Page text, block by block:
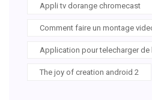
Appli tv dorange chromecast
Comment faire un montage
Application pour telecharger de
The joy of creation android 2